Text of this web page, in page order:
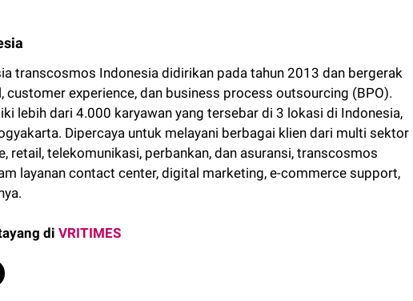
transcosmos Indonesia didirikan pada tahun 2013 dan bergerak
customer experience, dan business process outsourcing (BPO).
lebih dari 4.000 karyawan yang tersebar di 3 lokasi di Indonesia,
Dipercaya untuk melayani berbagai klien dari multi sektor
retail, telekomunikasi, perbankan, dan asuransi, transcosmos
layanan contact center, digital marketing, e-commerce support,
di VRITIMES